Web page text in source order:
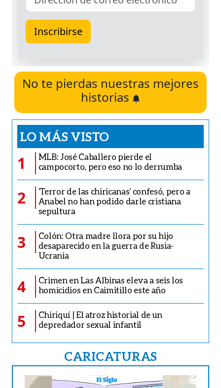
No te pierdas nuestras mejores
historias
LO MÁS VISTO
1
MLB: José Caballero pierde el
campocorto, pero eso no lo derrumba
2
‘Terror de las chiricanas’ confesó, pero a
Anabel no han podido darle cristiana
sepultura
3
Colón: Otra madre llora por su hijo
desaparecido en la guerra de Rusia-
Ucrania
4
Crimen en Las Albinas eleva a seis los
homicidios en Caimitillo este año
5
Chiriquí | El atroz historial de un
depredador sexual infantil
CARICATURAS